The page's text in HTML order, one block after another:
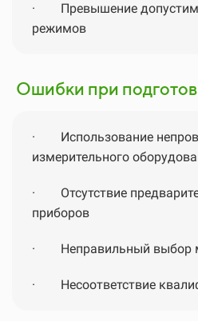
·
Превышение
режимов
Ошибки при
·
Использование
измерительного
·
Отсутствие
приборов
· Неправильный выбор
· Несоответствие